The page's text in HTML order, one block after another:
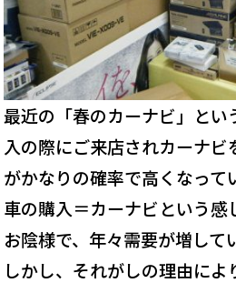
最近の「春のカーナビ」とい
入の際にご来店されカーナビ
がかなりの確率で高くなって
車の購入＝カーナビという感
お陰様で、年々需要が増して
しかし、それがしの理由によ